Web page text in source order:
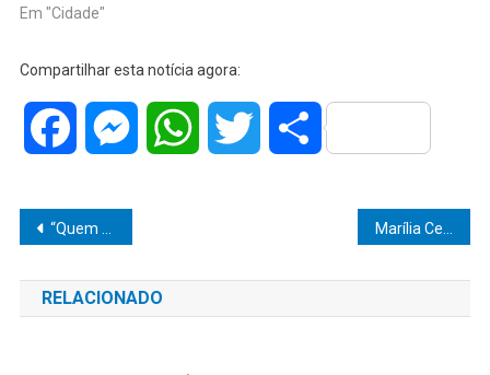
Em "Cidade"
Compartilhar esta notícia agora:
Facebook MessengerWhatsAppTwitter Share
Navegação
de
Post
“Quem procura, acha: Justiça age rápido e põe criminosos atrás das grades!”
RELACIONADO